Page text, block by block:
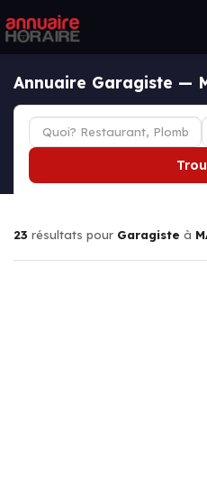
Annuaire Garagiste —
23 résultats pour Garagiste à